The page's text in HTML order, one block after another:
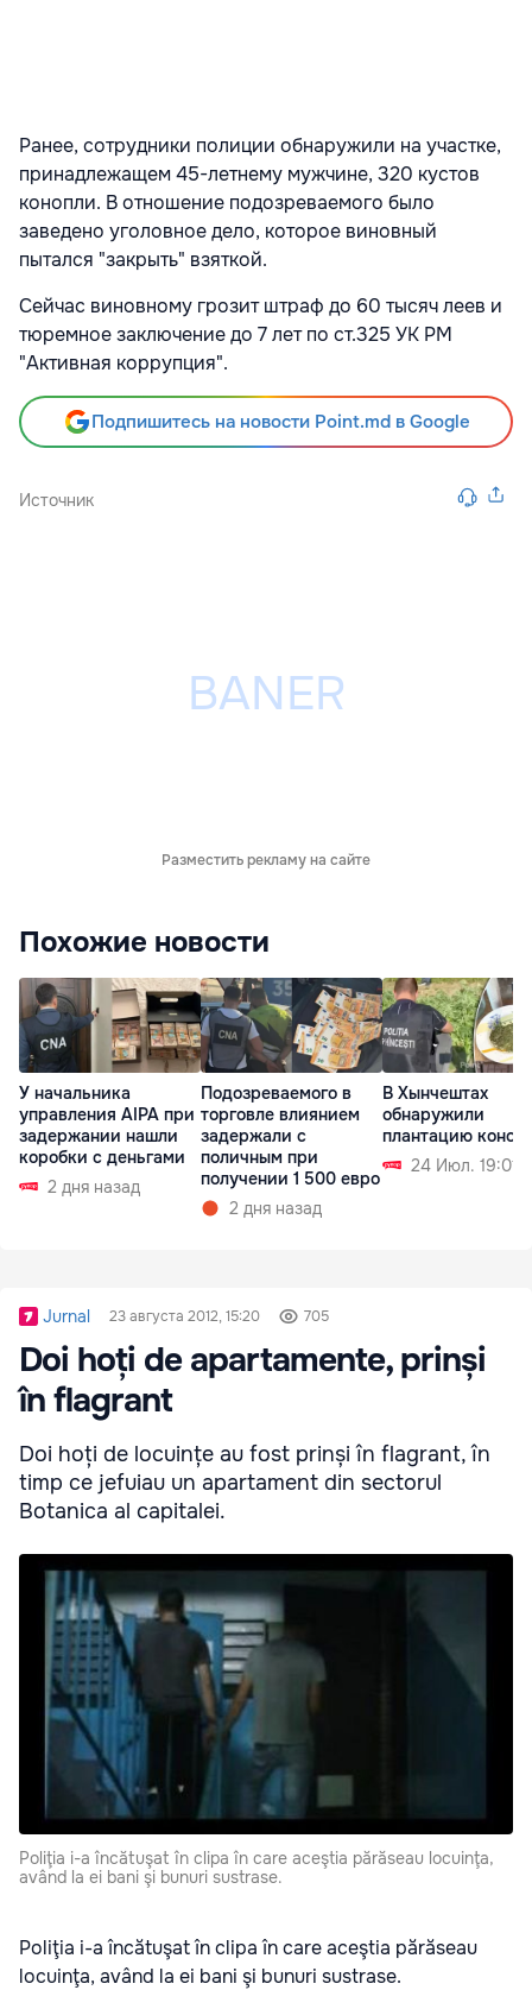
Ранее, сотрудники полиции обнаружили на участке,
принадлежащем 45-летнему мужчине, 320 кустов
конопли. В отношение подозреваемого было
заведено уголовное дело, которое виновный
пытался "закрыть" взяткой.
Сейчас виновному грозит штраф до 60 тысяч леев и
тюремное заключение до 7 лет по ст.325 УК РМ
"Активная коррупция".
Подпишитесь на новости Point.md в Google
Источник
Разместить рекламу на сайте
Похожие новости
У начальника
управления AIPA при
задержании нашли
коробки с деньгами
2 дня назад
Подозреваемого в
торговле влиянием
задержали с
поличным при
получении 1 500 евро
2 дня назад
В Хынчештах
обнаружили
плантацию
24 Июл. 19:01
Jurnal 23 августа 2012, 15:20 705
Doi hoți de apartamente, prinși
în flagrant
Doi hoți de locuințe au fost prinși în flagrant, în
timp ce jefuiau un apartament din sectorul
Botanica al capitalei.
Poliţia i-a încătuşat în clipa în care aceştia părăseau locuinţa,
având la ei bani şi bunuri sustrase.
Poliţia i-a încătuşat în clipa în care aceştia părăseau
locuinţa, având la ei bani şi bunuri sustrase.